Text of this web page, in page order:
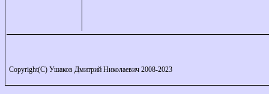
Copyright(C) Ушаков Дмитрий Николаевич 2008-2023